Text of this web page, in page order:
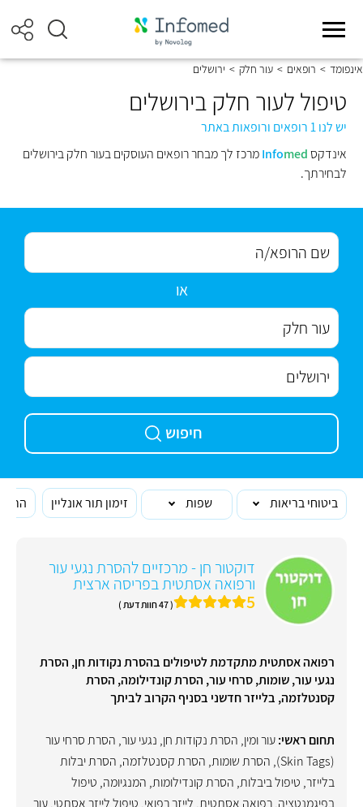
אינפומד > רופאים > עור חלק > ירושלים
טיפול לעור חלק בירושלים
יש לנו 1 רופאים ורופאות באתר
אינדקס
Infomed
מרכז לך מבחר רופאים העוסקים בעור חלק בירושלים
לבחירתך.
או
חיפוש
ביטוחי בריאות שפות זימון תור אונליין
דוקטור חן - מרכזיים להסרת נגעי עור
ורפואה אסתטית בפריסה ארצית
5 ( 47 חוות דעת )
רפואה אסתטית מתקדמת לטיפולים בהסרת נקודות חן, הסרת
נגעי עור, שומות, סרחי עור, הסרת קונדילומה, הסרת
קסנטלזמה, בלייזר חדשני בסניף הקרוב לביתך
תחום ראשי:עור ומין, הסרת נקודות חן, נגעי עור, הסרת סרחי עור
(Skin Tags)
, הסרת שומות, הסרת קסנטלזמה, הסרת יבלות
בלייזר, טיפול ביבלות, הסרת קונדילומות, המנגיומה, טיפול
בפיגמנטציה,רפואה אסתטית, לייזר רפואי, טיפול לייזר אסתטי,עור